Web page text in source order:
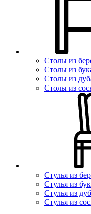
Столы из
Столы из
Столы из
Столы из
Стулья из
Стулья из
Стулья из
Стулья из